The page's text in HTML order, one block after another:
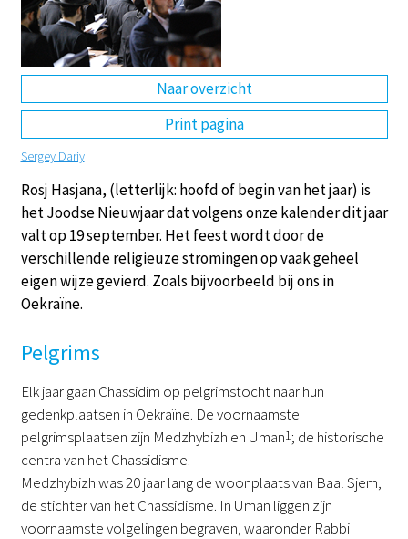
Naar overzicht
Print pagina
Sergey Dariy
Rosj Hasjana, (letterlijk: hoofd of begin van het jaar) is
het Joodse Nieuwjaar dat volgens onze kalender dit jaar
valt op 19 september. Het feest wordt door de
verschillende religieuze stromingen op vaak geheel
eigen wijze gevierd. Zoals bijvoorbeeld bij ons in
Oekraïne.
Pelgrims
Elk jaar gaan Chassidim op pelgrimstocht naar hun
gedenkplaatsen in Oekraïne. De voornaamste
pelgrimsplaatsen zijn Medzhybizh en Uman1; de historische
centra van het Chassidisme.
Medzhybizh was 20 jaar lang de woonplaats van Baal Sjem,
de stichter van het Chassidisme. In Uman liggen zijn
voornaamste volgelingen begraven, waaronder Rabbi
DE EN